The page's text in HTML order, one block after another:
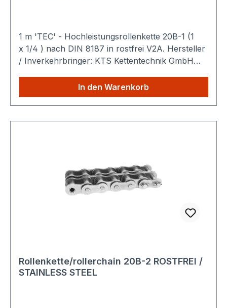
1 m 'TEC' - Hochleistungsrollenkette 20B-1 (1
x 1/4 ) nach DIN 8187 in rostfrei V2A. Hersteller
/ Inverkehrbringer: KTS Kettentechnik GmbH
Produktbeschreibung: Die
TEC Hochleistungsrollenkette ist eine robuste
Kraftübertragung in industriellen Maschinen und
Ausführliche technische Spezifikationen finden
Sie hier: Technische Details Konformität und
2023/988 über die allgemeine Produktsicherheit
Rückverfolgbarkeit:Das Produkt wird
standardmäßig mit eindeutigem Herstellerhinweis
In den Warenkorb
Rollenkette/rollerchain 20B-2 ROSTFREI /
STAINLESS STEEL